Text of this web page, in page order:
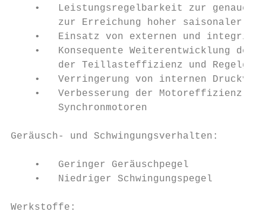
•   Leistungsregelbarkeit zur genauen
zur Erreichung hoher saisonaler
•   Einsatz von externen und
•   Konsequente Weiterentwicklung der
        der Teillasteffizienz und Regelgüte
•   Verringerung von internen
•   Verbesserung der Motoreffizienz,
        Synchronmotoren
Geräusch- und Schwingungsverhalten:
    •   Geringer Geräuschpegel
    •   Niedriger Schwingungspegel
Werkstoffe: